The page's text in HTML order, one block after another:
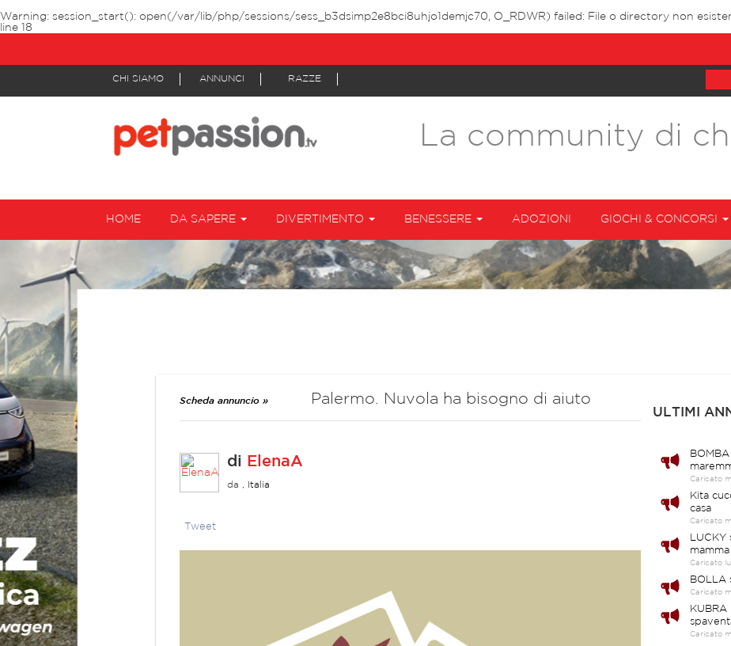
Warning: session_start(): open(/var/lib/php/sessions/sess_b3dsimp2e8bci8uhjo1demjc70, O_RDWR) failed: File o directory non
line 18
CHI SIAMO ANNUNCI RAZZE
La community di
HOME DA SAPERE DIVERTIMENTO BENESSERE ADOZIONI GIOCHI & CONCORSI
Scheda annuncio » Palermo. Nuvola ha bisogno di aiuto
di ElenaA
da , Italia
Tweet
ULTIMI
Caricato
Kita
casa
Caricato
mamma
Caricato
BOLLA
Caricato
Caricato